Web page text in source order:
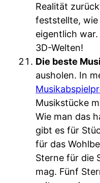
Realität
feststellte, wie
eigentlich
3D-Welten!
Die beste
ausholen. In
Musikstücke
Wie man das
gibt es für
für das
Sterne für die
mag. Fünf